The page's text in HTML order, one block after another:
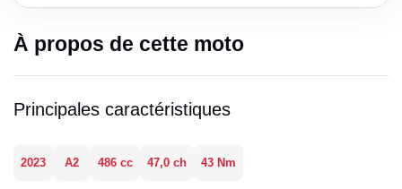
À propos de cette moto
Principales caractéristiques
2023 A2 486 cc 47,0 ch 43 Nm